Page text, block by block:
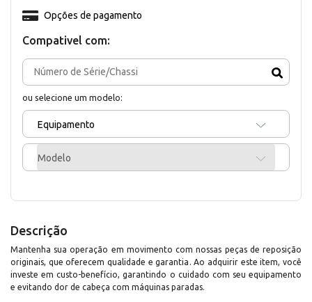
Compativel com:
ou selecione um modelo:
Equipamento
Modelo
Opções de pagamento
Descrição
Mantenha sua operação em movimento com nossas peças de reposição
originais, que oferecem qualidade e garantia. Ao adquirir este item, você
investe em custo-benefício, garantindo o cuidado com seu equipamento
e evitando dor de cabeça com máquinas paradas.